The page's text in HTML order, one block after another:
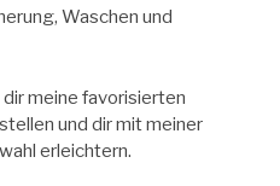
Waschen und
meine favorisierten
und dir mit meiner
erleichtern.